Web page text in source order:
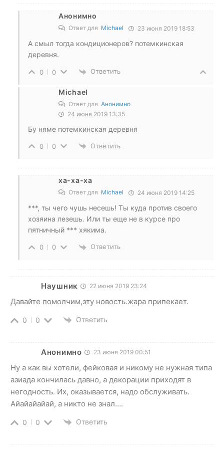
Анонимно
Ответ для Michael 23 июня 2019 18:53
А смыл тогда кондиционеров? потемкинская
деревня.
0 0 Ответить
Michael
Ответ для Анонимно
24 июня 2019 13:35
Бу няме потемкинская деревня
0 0 Ответить
ха-ха-ха
Ответ для Michael 24 июня 2019 14:25
***, ты чего чушь несешь! Ты куда против своего
хозяина лезешь. Или ты еще не в курсе про
пятничный *** хякима.
0 0 Ответить
Наушник 22 июня 2019 23:24
Давайте помолчим,эту новость.жара припекает.
0 0 Ответить
Анонимно 23 июня 2019 00:51
Ну а как вы хотели, фейковая и никому не нужная типа
азиада кончилась давно, а декорации приходят в
негодность. Их, оказывается, надо обслуживать.
Айайайайай, а никто не знал….
0 0 Ответить